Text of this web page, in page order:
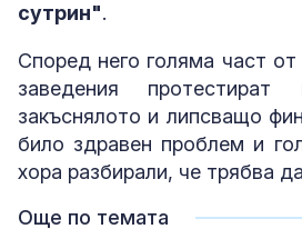
сутрин".
Според него голяма част
заведения
закъснялото и липсващо
било здравен проблем и
хора разбирали, че трябва
Още по темата